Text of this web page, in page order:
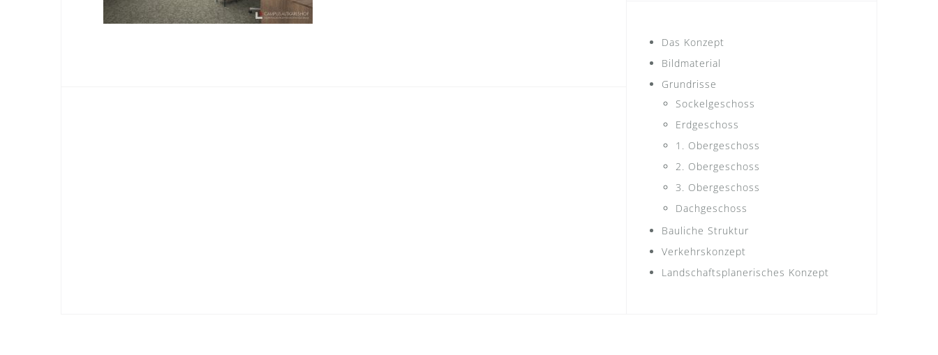
Das Konzept
Bildmaterial
Grundrisse
Sockelgeschoss
Erdgeschoss
1. Obergeschoss
2. Obergeschoss
3. Obergeschoss
Dachgeschoss
Bauliche Struktur
Verkehrskonzept
Landschaftsplanerisches Konzept